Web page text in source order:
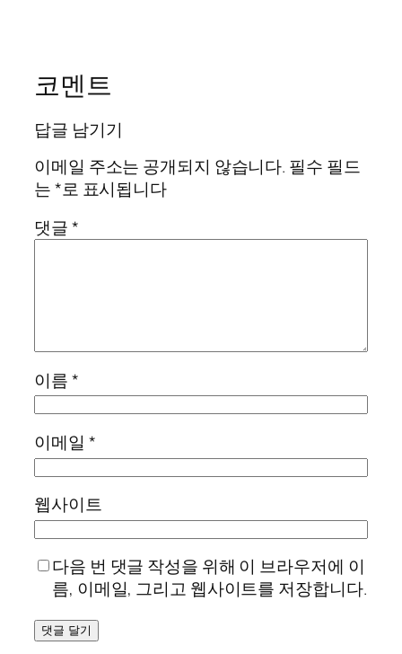
코멘트
답글 남기기
이메일 주소는 공개되지 않습니다. 필수 필드
는*로 표시됩니다
댓글*
이름*
이메일 *
웹사이트
다음 번 댓글 작성을 위해 이 브라우저에 이
름, 이메일, 그리고 웹사이트를 저장합니다.